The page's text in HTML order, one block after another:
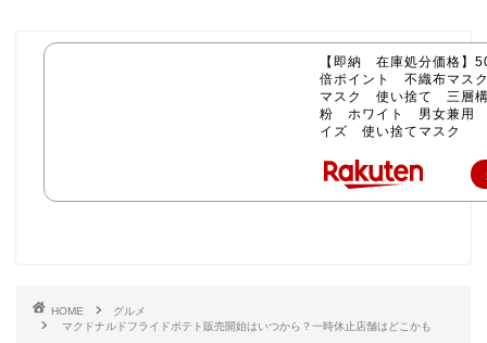
【即納 在庫処分価格
倍ポイント 不織布マ
マスク 使い捨て 三層
粉 ホワイト 男女兼用
イズ 使い捨てマスク
HOME
グルメ
マクドナルドフライドポテト販売開始はいつから？一時休止店舗はどこかも